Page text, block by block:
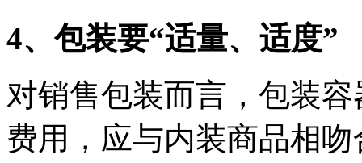
4、包装要“适量、适度”
对销售包装而言，包装
费用，应与内装商品相